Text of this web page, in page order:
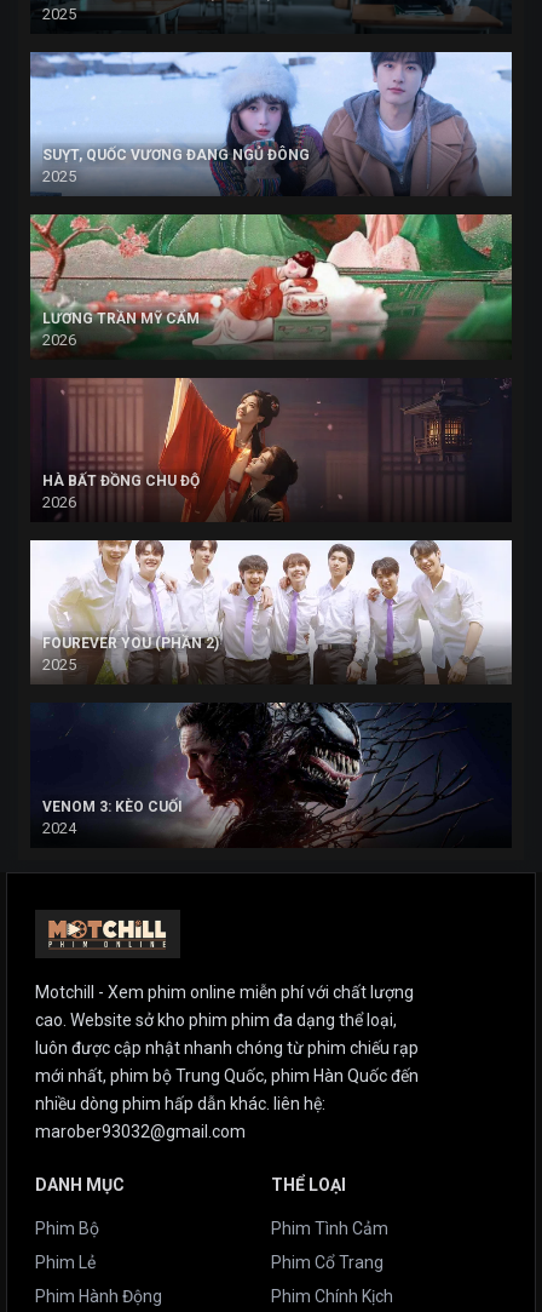
2025
SUỴT, QUỐC VƯƠNG ĐANG NGỦ ĐÔNG
2025
LƯƠNG TRẦN MỸ CẨM
2026
HÀ BẤT ĐỒNG CHU ĐỘ
2026
FOUREVER YOU (PHẦN 2)
2025
VENOM 3: KÈO CUỐI
2024
Motchill - Xem phim online miễn phí với chất lượng
cao. Website sở kho phim phim đa dạng thể loại,
luôn được cập nhật nhanh chóng từ phim chiếu rạp
mới nhất, phim bộ Trung Quốc, phim Hàn Quốc đến
nhiều dòng phim hấp dẫn khác. liên hệ:
marober93032@gmail.com
DANH MỤC
Phim Bộ
Phim Lẻ
Phim Hành Động
THỂ LOẠI
Phim Tình Cảm
Phim Cổ Trang
Phim Chính Kịch